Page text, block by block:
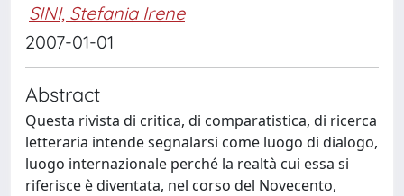
SINI, Stefania Irene
2007-01-01
Abstract
Questa rivista di critica, di comparatistica, di ricerca
letteraria intende segnalarsi come luogo di dialogo,
luogo internazionale perché la realtà cui essa si
riferisce è diventata, nel corso del Novecento,